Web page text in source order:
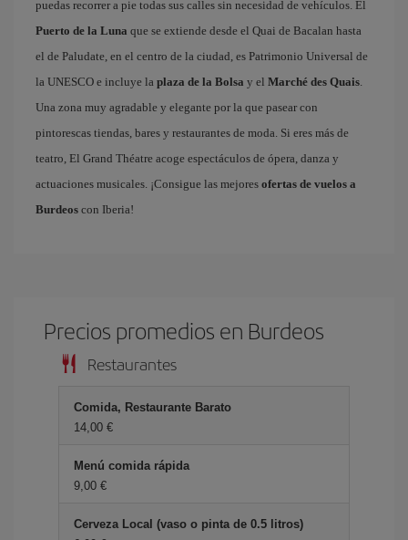
puedas recorrer a pie todas sus calles sin necesidad de vehículos. El
Puerto de la Luna que se extiende desde el Quai de Bacalan hasta
el de Paludate, en el centro de la ciudad, es Patrimonio Universal de
la UNESCO e incluye la plaza de la Bolsa y el Marché des Quais.
Una zona muy agradable y elegante por la que pasear con
pintorescas tiendas, bares y restaurantes de moda. Si eres más de
teatro, El Grand Théatre acoge espectáculos de ópera, danza y
actuaciones musicales. ¡Consigue las mejores ofertas de vuelos a
Burdeos con Iberia!
Precios promedios en Burdeos
Restaurantes
Comida, Restaurante Barato
14,00 €
Menú comida rápida
9,00 €
Cerveza Local (vaso o pinta de 0.5 litros)